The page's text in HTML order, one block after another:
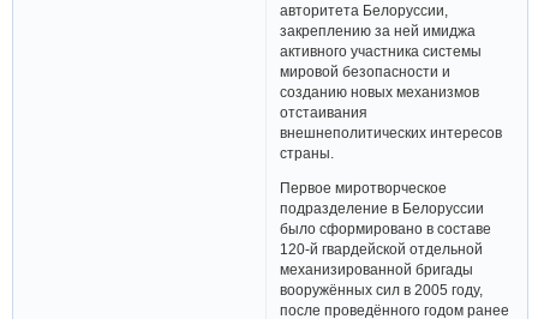
авторитета Белоруссии,
закреплению за ней имиджа
активного участника системы
мировой безопасности и
созданию новых механизмов
отстаивания
внешнеполитических интересов
страны.
Первое миротворческое
подразделение в Белоруссии
было сформировано в составе
120-й гвардейской отдельной
механизированной бригады
вооружённых сил в 2005 году,
после проведённого годом ранее